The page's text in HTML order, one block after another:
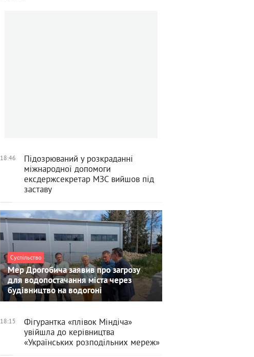
18:46
Підозрюваний у розкраданні
міжнародної допомоги
ексдержсекретар МЗС вийшов під
заставу
Суспільство
Мер Дрогобича заявив про загрозу
для водопостачання міста через
будівництво на водогоні
18:15
Фігурантка «плівок Міндіча»
увійшла до керівництва
«Українських розподільних мереж»